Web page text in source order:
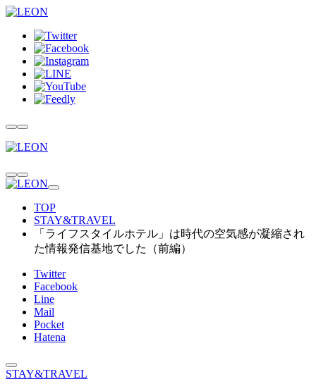
TOP
STAY&TRAVEL
「ライフスタイルホテル」は時代の空気感が凝縮され
た情報発信基地でした（前編）
Twitter
Facebook
Line
Mail
Pocket
Hatena
STAY&TRAVEL